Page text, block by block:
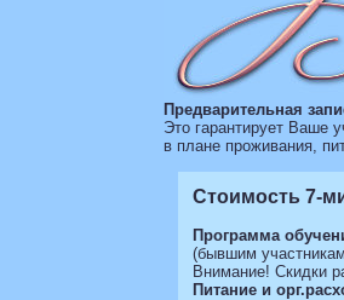
Предварительная
Это гарантирует Ваше
в плане проживания,
Стоимость 7-
Программа
(бывшим
Внимание! Скидки
Питание и